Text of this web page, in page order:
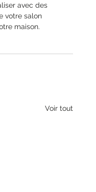
avec des
votre salon
maison.
Voir tout